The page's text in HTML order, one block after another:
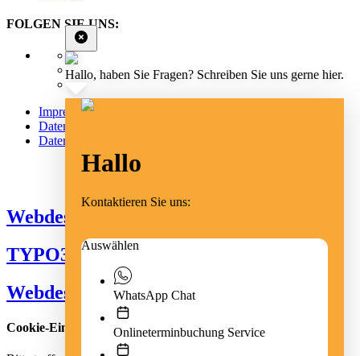
FOLGEN SIE UNS:
Impressum
Datenschutz
Datenschutz Social Media
Webdesign Emmendingen
TYPO3 Freiburg
Webdesign Freiburg
Hallo, haben Sie Fragen? Schreiben Sie uns gerne hier.
Hallo
Kontaktieren Sie uns:
Auswählen
WhatsApp Chat
Onlineterminbuchung Service
Cookie-Einstellungen